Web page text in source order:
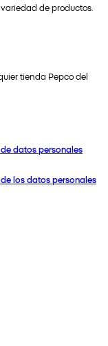
de productos.
tienda Pepco del
datos personales
los datos personales